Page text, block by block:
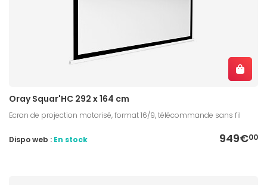
Oray Squar'HC 292 x 164 cm
Ecran de projection motorisé, format 16/9, télécommande sans fil
949€00
Dispo web : En stock